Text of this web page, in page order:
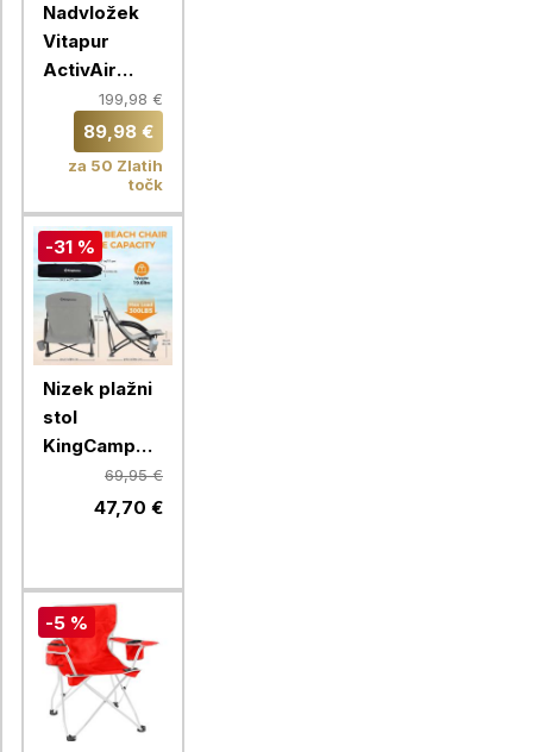
Nadvložek
Vitapur
ActivAir
160X200 cm
199,98 €
89,98 €
za 50 Zlatih
točk
-31 %
Nizek plažni
stol
KingCamp
KC3841, siv
69,95 €
47,70 €
-5 %